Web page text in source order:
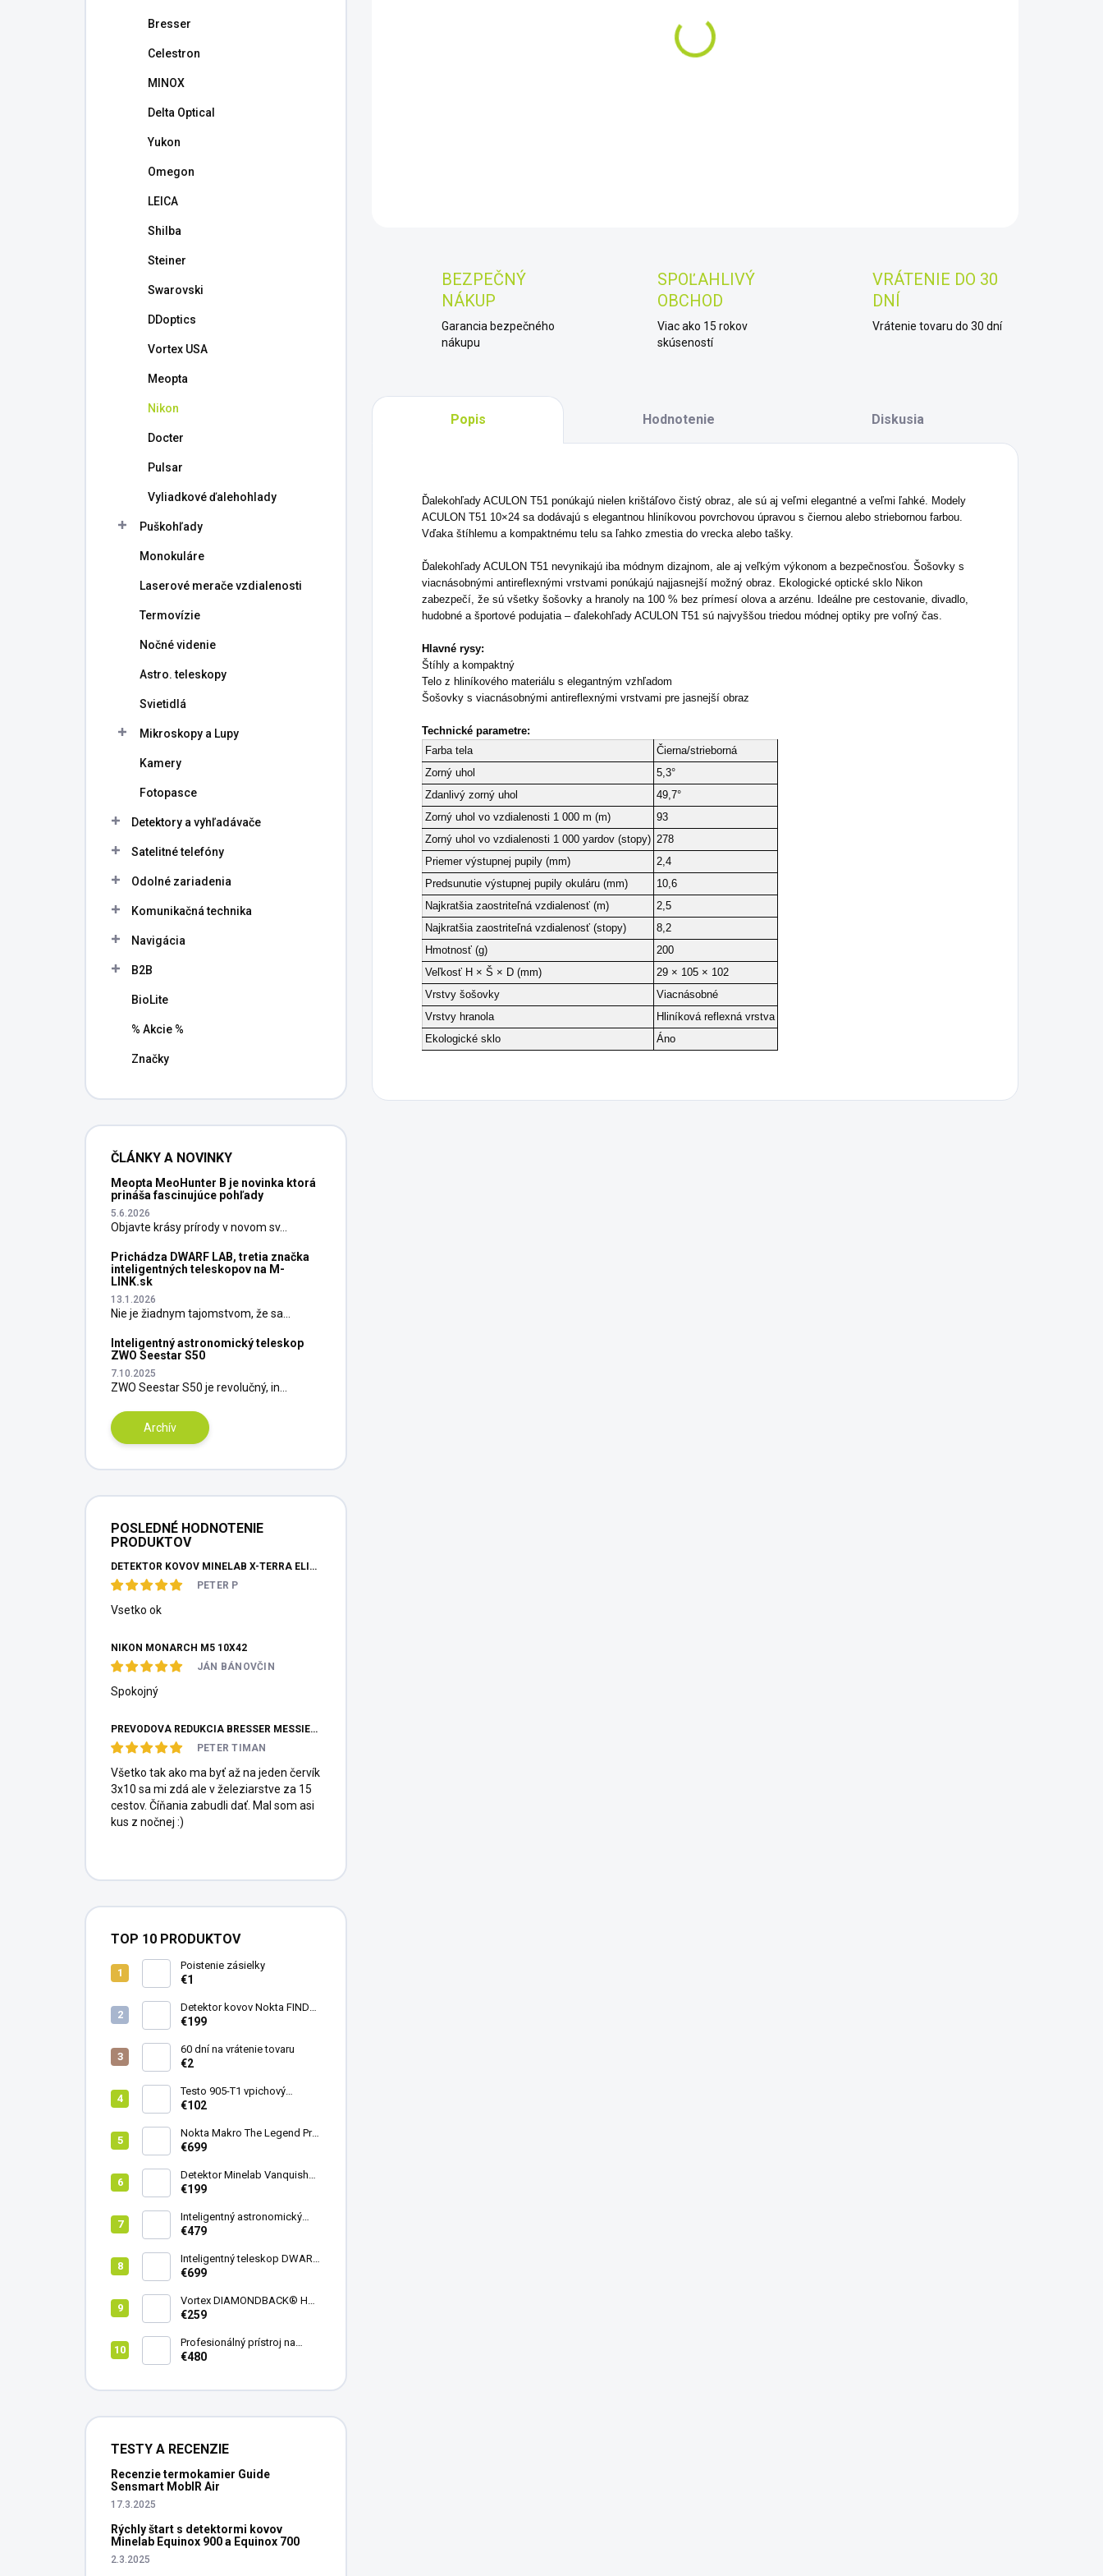
Bresser
Celestron
MINOX
Delta Optical
Yukon
Omegon
LEICA
Shilba
Steiner
Swarovski
DDoptics
Vortex USA
Meopta
Nikon
Docter
Pulsar
Vyliadkové ďalehohlady
Puškohľady
Monokuláre
Laserové merače vzdialenosti
Termovízie
Nočné videnie
Astro. teleskopy
Svietidlá
Mikroskopy a Lupy
Kamery
Fotopasce
Detektory a vyhľadávače
Satelitné telefóny
Odolné zariadenia
Komunikačná technika
Navigácia
B2B
BioLite
% Akcie %
Značky
ČLÁNKY A NOVINKY
Meopta MeoHunter B je novinka ktorá
prináša fascinujúce pohľady
5.6.2026
Objavte krásy prírody v novom sv...
Prichádza DWARF LAB, tretia značka
inteligentných teleskopov na M-
LINK.sk
13.1.2026
Nie je žiadnym tajomstvom, že sa...
Inteligentný astronomický teleskop
ZWO Seestar S50
7.10.2025
ZWO Seestar S50 je revolučný, in...
Archív
POSLEDNÉ HODNOTENIE
PRODUKTOV
DETEKTOR KOVOV MINELAB X-TERRA ELITE PINPOITER SET
PETER P
Vsetko ok
NIKON MONARCH M5 10X42
JÁN BÁNOVČIN
Spokojný
PREVODOVÁ REDUKCIA BRESSER MESSIER HEXAFOC 1:10
PETER TIMAN
Všetko tak ako ma byť až na jeden červík
3x10 sa mi zdá ale v železiarstve za 15
cestov. Číňania zabudli dať. Mal som asi
kus z nočnej :)
TOP 10 PRODUKTOV
Poistenie zásielky
€1
Detektor kovov Nokta FINDX
Pro
€199
60 dní na vrátenie tovaru
€2
Testo 905-T1 vpichový
teplomer
€102
Nokta Makro The Legend Pro
Pack - model 2024
€699
Detektor Minelab Vanquish
340
€199
Inteligentný astronomický
teleskop DwarfLab Dwarf
€479
Inteligentný teleskop DWARF
III + originálny statív DWARF 3
€699
Vortex DIAMONDBACK® HD
8X42
€259
Profesionálný prístroj na
vedenie vŕtania Laserliner
€480
TESTY A RECENZIE
Recenzie termokamier Guide
Sensmart MobIR Air
17.3.2025
Rýchly štart s detektormi kovov
Minelab Equinox 900 a Equinox 700
2.3.2025
BEZPEČNÝ
NÁKUP
Garancia bezpečného
nákupu
SPOĽAHLIVÝ
OBCHOD
Viac ako 15 rokov
skúseností
VRÁTENIE DO 30
DNÍ
Vrátenie tovaru do 30 dní
Popis Hodnotenie Diskusia
Ďalekohľady ACULON T51 ponúkajú nielen krištáľovo čistý obraz, ale sú aj veľmi elegantné a veľmi ľahké. Modely
ACULON T51 10×24 sa dodávajú s elegantnou hliníkovou povrchovou úpravou s čiernou alebo striebornou farbou.
Vďaka štíhlemu a kompaktnému telu sa ľahko zmestia do vrecka alebo tašky.
Ďalekohľady ACULON T51 nevynikajú iba módnym dizajnom, ale aj veľkým výkonom a bezpečnosťou. Šošovky s
viacnásobnými antireflexnými vrstvami ponúkajú najjasnejší možný obraz. Ekologické optické sklo Nikon
zabezpečí, že sú všetky šošovky a hranoly na 100 % bez prímesí olova a arzénu. Ideálne pre cestovanie, divadlo,
hudobné a športové podujatia – ďalekohľady ACULON T51 sú najvyššou triedou módnej optiky pre voľný čas.
Hlavné rysy:
Štíhly a kompaktný
Telo z hliníkového materiálu s elegantným vzhľadom
Šošovky s viacnásobnými antireflexnými vrstvami pre jasnejší obraz
Technické parametre:
Farba tela
Čierna/strieborná
Zorný uhol
5,3°
Zdanlivý zorný uhol
49,7°
Zorný uhol vo vzdialenosti 1 000 m (m)
93
Zorný uhol vo vzdialenosti 1 000 yardov (stopy) 278
Priemer výstupnej pupily (mm)
2,4
Predsunutie výstupnej pupily okuláru (mm)
10,6
Najkratšia zaostriteľná vzdialenosť (m)
2,5
Najkratšia zaostriteľná vzdialenosť (stopy)
8,2
Hmotnosť (g)
200
Veľkosť H × Š × D (mm)
29 × 105 × 102
Vrstvy šošovky
Viacnásobné
Vrstvy hranola
Hliníková reflexná vrstva
Ekologické sklo
Áno